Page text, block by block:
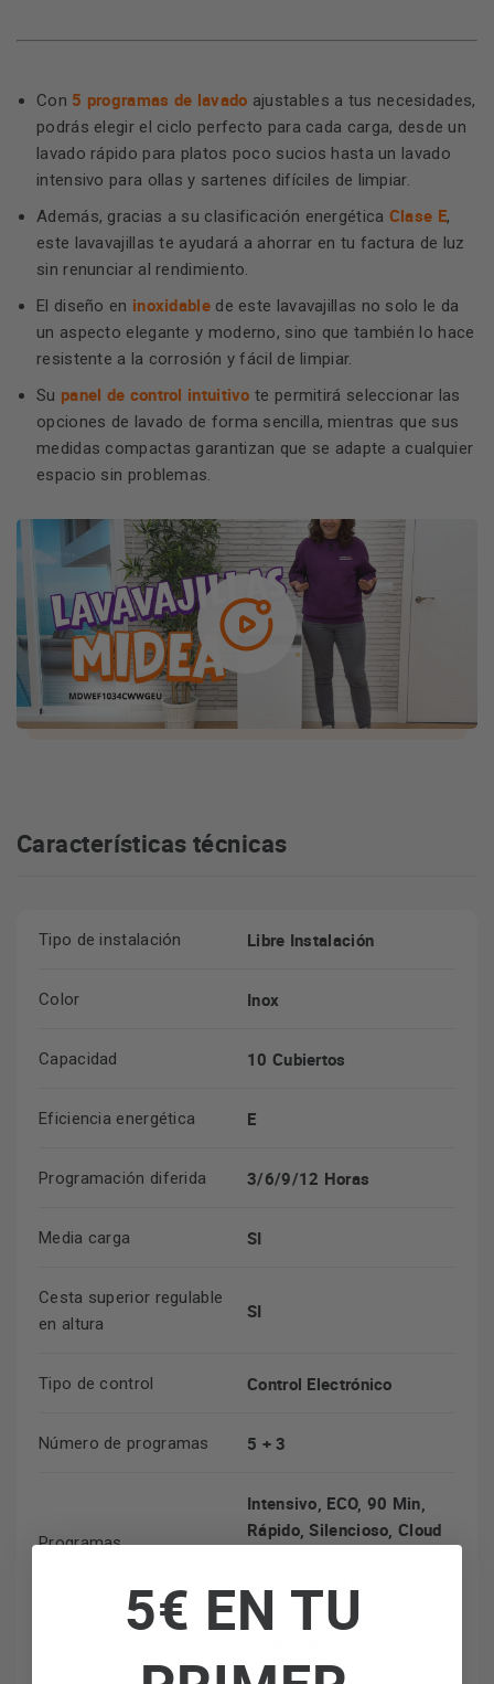
Con 5 programas de lavado ajustables a tus necesidades,
podrás elegir el ciclo perfecto para cada carga, desde un
lavado rápido para platos poco sucios hasta un lavado
intensivo para ollas y sartenes difíciles de limpiar.
Además, gracias a su clasificación energética Clase E,
este lavavajillas te ayudará a ahorrar en tu factura de luz
sin renunciar al rendimiento.
El diseño en inoxidablede este lavavajillas no solo le da
un aspecto elegante y moderno, sino que también lo hace
resistente a la corrosión y fácil de limpiar.
Su panel de control intuitivo te permitirá seleccionar las
opciones de lavado de forma sencilla, mientras que sus
medidas compactas garantizan que se adapte a cualquier
espacio sin problemas.
Características técnicas
Tipo de instalación Libre Instalación
Color Inox
Capacidad 10 Cubiertos
Eficiencia energética E
Programación diferida 3/6/9/12 Horas
Media carga SI
Cesta superior regulable
en altura
SI
Tipo de control Control Electrónico
Número de programas 5 + 3
Programas
Intensivo, ECO, 90 Min,
Rápido, Silencioso, Cloud
5€ EN TU